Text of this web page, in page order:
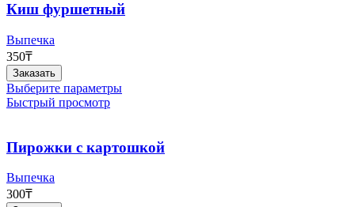
Киш фуршетный
Выпечка
350₸
Заказать
Выберите параметрыЭтот
вариаций.
Опции
Быстрый просмотр
Пирожки с картошкой
Выпечка
300₸